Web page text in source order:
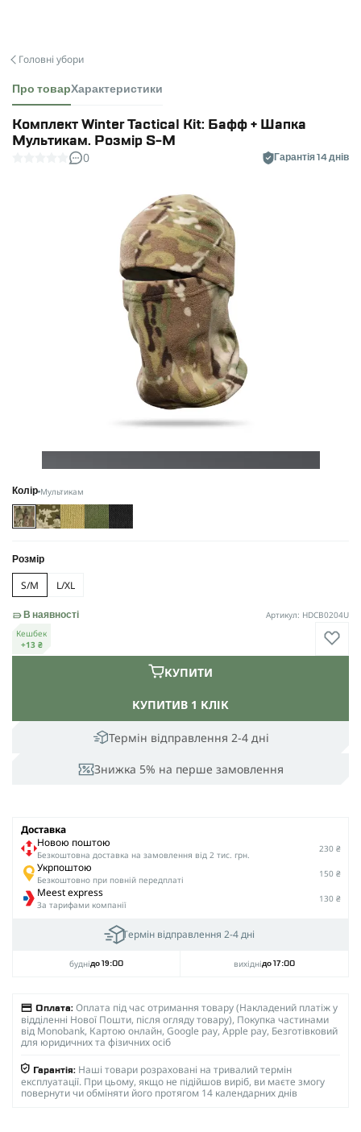
Головні убори
Про товарХарактеристики
Комплект Winter Tactical Kit: Бафф + Шапка
Мультикам. Розмір S-M
0 Гарантія 14 днів
Колір Мультикам
Розмір
S/M L/XL
Термін відправлення 2-4 дні
Знижка 5% на перше замовлення
КУПИТИВ 1 КЛІК
КУПИТИ
В наявності
Артикул: HDCB0204U
Кешбек
+13 ₴
Доставка
Новою поштою
Безкоштовна доставка на замовлення від 2 тис. грн.
230 ₴
Укрпоштою
Безкоштовно при повній передплаті
150 ₴
Meest express
За тарифами компанії
130 ₴
Термін відправлення 2-4 дні
буднідо 19:00 вихіднідо 17:00
Оплата: Оплата під час отримання товару (Накладений платіж у
відділенні Нової Пошти, після огляду товару), Покупка частинами
від Monobank, Картою онлайн, Google pay, Apple pay, Безготівковий
для юридичних та фізичних осіб
Гарантія: Наші товари розраховані на тривалий термін
експлуатації. При цьому, якщо не підійшов виріб, ви маєте змогу
повернути чи обміняти його протягом 14 календарних днів